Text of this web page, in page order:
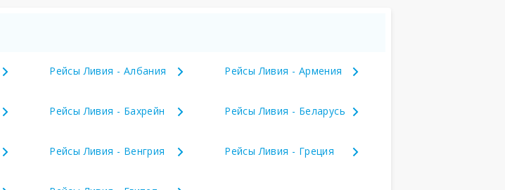
Рейсы Ливия - Албания Рейсы Ливия - Армения
Рейсы Ливия - Бахрейн Рейсы Ливия - Беларусь
Рейсы Ливия - Венгрия Рейсы Ливия - Греция